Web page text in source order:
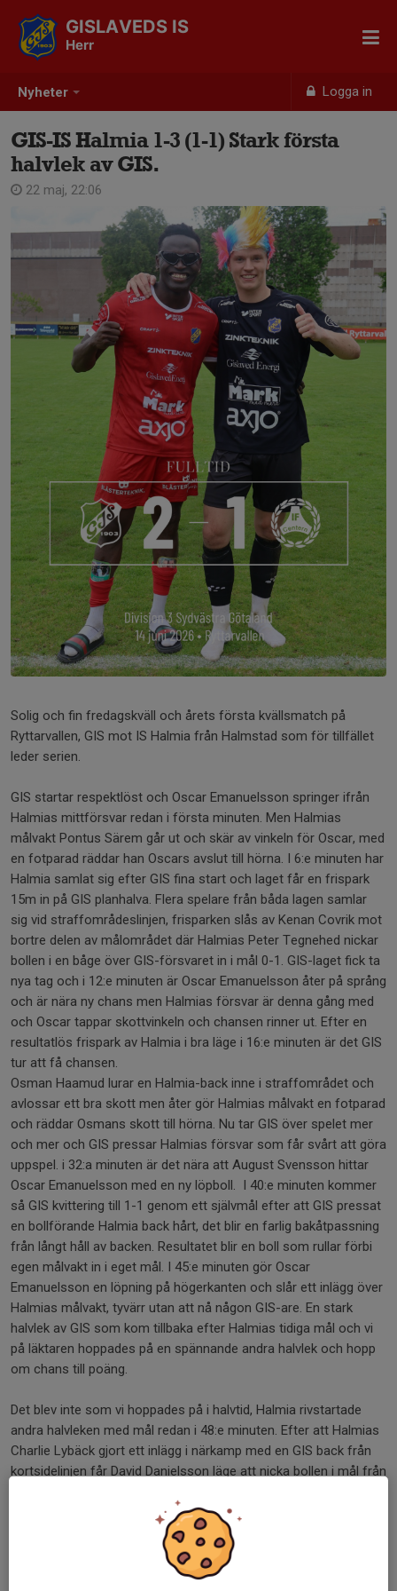
Nyheter Logga in
GISLAVEDS IS
Herr
GIS-IS Halmia 1-3 (1-1) Stark första
halvlek av GIS.
22 maj, 22:06
Solig och fin fredagskväll och årets första kvällsmatch på
Ryttarvallen, GIS mot IS Halmia från Halmstad som för tillfället
leder serien.
GIS startar respektlöst och Oscar Emanuelsson springer ifrån
Halmias mittförsvar redan i första minuten. Men Halmias
målvakt Pontus Särem går ut och skär av vinkeln för Oscar, med
en fotparad räddar han Oscars avslut till hörna. I 6:e minuten har
Halmia samlat sig efter GIS fina start och laget får en frispark
15m in på GIS planhalva. Flera spelare från båda lagen samlar
sig vid straffområdeslinjen, frisparken slås av Kenan Covrik mot
bortre delen av målområdet där Halmias Peter Tegnehed nickar
bollen i en båge över GIS-försvaret in i mål 0-1. GIS-laget fick ta
nya tag och i 12:e minuten är Oscar Emanuelsson åter på språng
och är nära ny chans men Halmias försvar är denna gång med
och Oscar tappar skottvinkeln och chansen rinner ut. Efter en
resultatlös frispark av Halmia i bra läge i 16:e minuten är det GIS
tur att få chansen.
Osman Haamud lurar en Halmia-back inne i straffområdet och
avlossar ett bra skott men åter gör Halmias målvakt en fotparad
och räddar Osmans skott till hörna. Nu tar GIS över spelet mer
och mer och GIS pressar Halmias försvar som får svårt att göra
uppspel. i 32:a minuten är det nära att August Svensson hittar
Oscar Emanuelsson med en ny löpboll. I 40:e minuten kommer
så GIS kvittering till 1-1 genom ett självmål efter att GIS pressat
en bollförande Halmia back hårt, det blir en farlig bakåtpassning
från långt håll av backen. Resultatet blir en boll som rullar förbi
egen målvakt in i eget mål. I 45:e minuten gör Oscar
Emanuelsson en löpning på högerkanten och slår ett inlägg över
Halmias målvakt, tyvärr utan att nå någon GIS-are. En stark
halvlek av GIS som kom tillbaka efter Halmias tidiga mål och vi
på läktaren hoppades på en spännande andra halvlek och hopp
om chans till poäng.
Det blev inte som vi hoppades på i halvtid, Halmia rivstartade
andra halvleken med mål redan i 48:e minuten. Efter att Halmias
Charlie Lybäck gjort ett inlägg i närkamp med en GIS back från
kortsidelinjen får David Danielsson läge att nicka bollen i mål från
Direkt efter ledningsmålet kommer Halmia fram i flera farliga
anfall och i 53:e min kommer även ett tredje mål för laget 1-3
genom Melker Petrelius. När sedan Lucas Stjerneby fick mottaga
gult kort både i 62:a och 67:e min och därmed även ett rött kort